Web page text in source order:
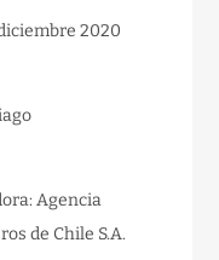
2020
Agencia
de Chile S.A.